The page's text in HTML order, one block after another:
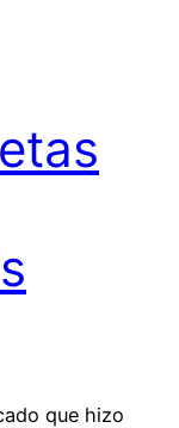
que hizo